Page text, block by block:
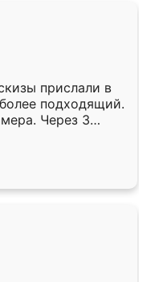
прислали в
подходящий.
Через 3
Остались
Ренессанс